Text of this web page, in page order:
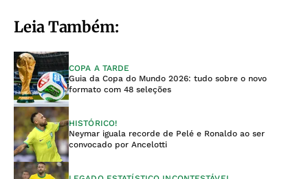
Leia Também:
COPA A TARDE
Guia da Copa do Mundo 2026: tudo sobre o novo
formato com 48 seleções
HISTÓRICO!
Neymar iguala recorde de Pelé e Ronaldo ao ser
convocado por Ancelotti